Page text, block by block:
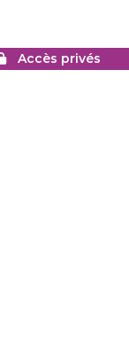
Accès privés